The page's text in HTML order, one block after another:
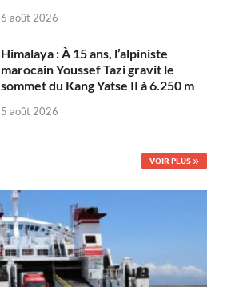
6 août 2026
Himalaya : À 15 ans, l’alpiniste
marocain Youssef Tazi gravit le
sommet du Kang Yatse II à 6.250 m
5 août 2026
VOIR PLUS